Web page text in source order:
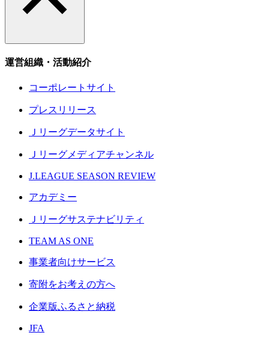
運営組織・活動紹介
コーポレートサイト
プレスリリース
Ｊリーグデータサイト
Ｊリーグメディアチャンネル
J.LEAGUE SEASON REVIEW
アカデミー
Ｊリーグサステナビリティ
TEAM AS ONE
事業者向けサービス
寄附をお考えの方へ
企業版ふるさと納税
JFA